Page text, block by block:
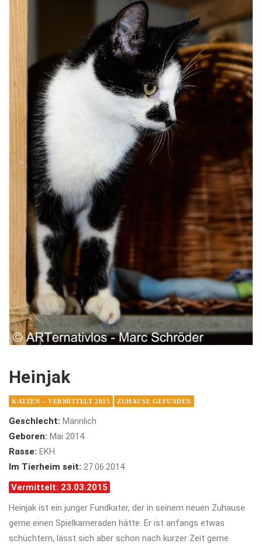
Heinjak
KATZEN – VERMITTELT 2015 ZUHAUSE GEFUNDEN
Geschlecht: Männlich
Geboren: Mai 2014
Rasse: EKH
Im Tierheim seit: 27.06.2014
Vermittelt: 23.03.2015
Heinjak ist ein junger Fundkater, der in seinem neuen Zuhause
gerne einen Spielkameraden hätte. Er ist anfangs etwas
schüchtern, lässt sich aber schon nach kurzer Zeit gerne